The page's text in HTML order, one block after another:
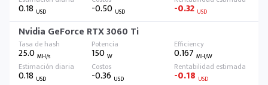
0.18 USD -0.50 USD -0.32 USD
Nvidia GeForce RTX 3060 Ti
25.0 MH/s 150W 0.167 MH/W
0.18 USD -0.36 USD -0.18 USD